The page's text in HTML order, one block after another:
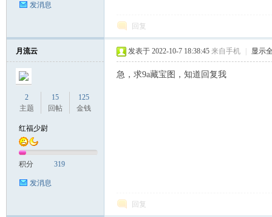
发消息
回复
月流云
2
主题
15
回帖
125
金钱
红福少尉
积分 319
发消息
发表于 2022-10-7 18:38:45 来自手机 显示
急，求9a藏宝图，知道回复我
回复